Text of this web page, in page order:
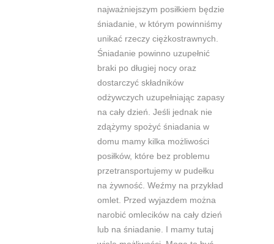
najważniejszym posiłkiem będzie
śniadanie, w którym powinniśmy
unikać rzeczy ciężkostrawnych.
Śniadanie powinno uzupełnić
braki po długiej nocy oraz
dostarczyć składników
odżywczych uzupełniając zapasy
na cały dzień. Jeśli jednak nie
zdążymy spożyć śniadania w
domu mamy kilka możliwości
posiłków, które bez problemu
przetransportujemy w pudełku
na żywność. Weźmy na przykład
omlet. Przed wyjazdem można
narobić omlecików na cały dzień
lub na śniadanie. I mamy tutaj